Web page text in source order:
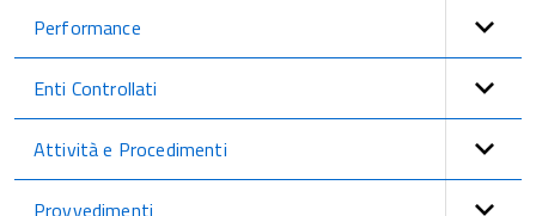
Performance
Enti Controllati
Attività e Procedimenti
Provvedimenti